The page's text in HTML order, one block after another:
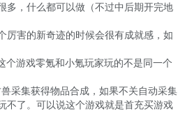
多，什么都可以做（不过中后期开完地
厉害的新奇迹的时候会很有成就感，如
个游戏零氪和小氪玩家玩的不是同一个
采集获得物品合成，如果不关自动采集
不了。可以说这个游戏就是首充买游戏